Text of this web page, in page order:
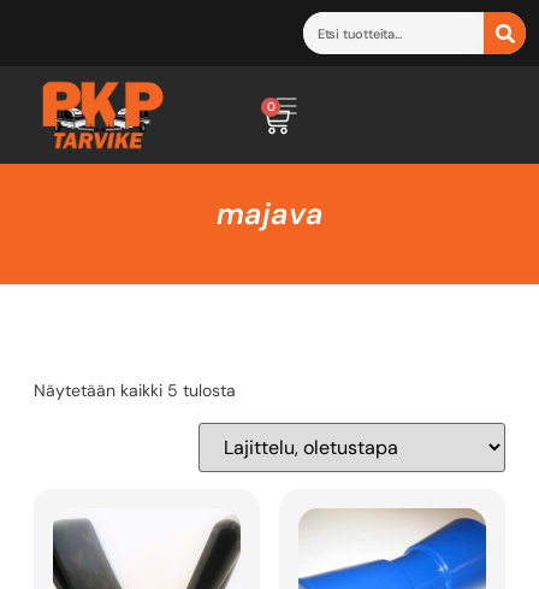
0
majava
Näytetään kaikki 5 tulosta